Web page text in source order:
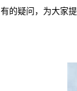
有的疑问，为大家